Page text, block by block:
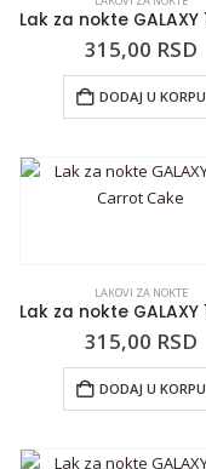
315,00 RSD
DODAJ U KORPU
LAKOVI ZA NOKTE
315,00 RSD
DODAJ U KORPU